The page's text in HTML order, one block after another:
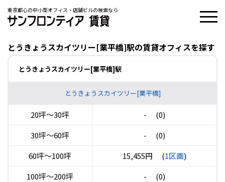
東京都心の中小型オフィス・店舗ビルの検索なら
とうきょうスカイツリー[業平橋]駅の賃貸オフィスを探す
とうきょうスカイツリー[業平橋]駅
とうきょうスカイツリー[業平橋]
20坪〜30坪 -
(0)
30坪〜60坪
-
(0)
60坪〜100坪
15,455円 (1区画)
100坪〜200坪
-
(0)